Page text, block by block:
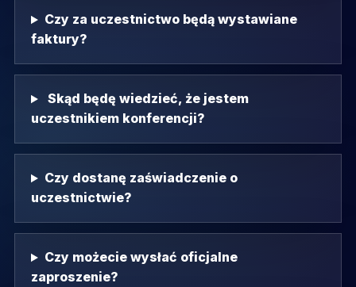
Czy za uczestnictwo będą wystawiane
faktury?
Skąd będę wiedzieć, że jestem
uczestnikiem konferencji?
Czy dostanę zaświadczenie o
uczestnictwie?
Czy możecie wysłać oficjalne
zaproszenie?